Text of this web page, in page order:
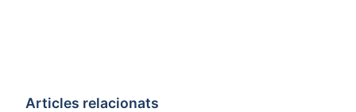
Articles relacionats